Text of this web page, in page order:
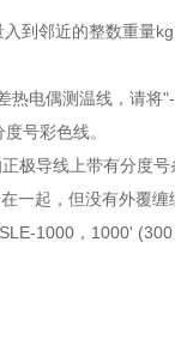
到邻近的整数重量
热电偶测温线，请将
号彩色线。
极导线上带有分度
一起，但没有外覆
1000，1000'